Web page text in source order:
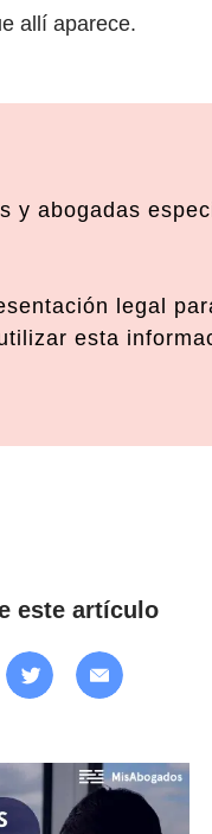
allí aparece.
abogadas
legal
esta
este artículo